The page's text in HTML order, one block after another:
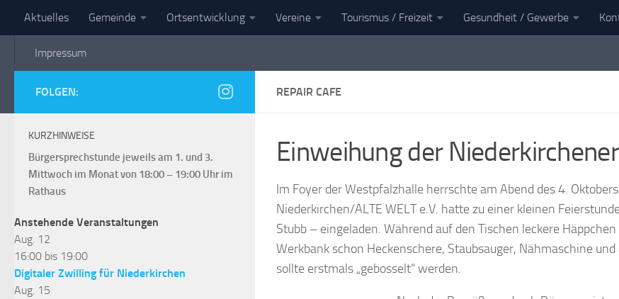
Zum Inhalt springen
Aktuelles Gemeinde Ortsentwicklung Vereine Tourismus / Freizeit Gesundheit / Gewerbe
Gemeinde Niederkirchen
Impressum
REPAIR CAFE
Einweihung der
Im Foyer der Westpfalzhalle herrschte am Abend des 4.
Niederkirchen/ALTE WELT e.V. hatte zu einer kleinen
Stubb – eingeladen. Während auf den Tischen leckere
Werkbank schon Heckenschere, Staubsauger, Nähmaschine
sollte erstmals „gebosselt“ werden.
FOLGEN:
KURZHINWEISE
Bürgersprechstunde jeweils am 1. und 3.
Mittwoch im Monat von 18:00 – 19:00 Uhr im
Rathaus
Anstehende Veranstaltungen
Aug. 12
16:00 bis 19:00
Digitaler Zwilling für Niederkirchen
Aug. 15